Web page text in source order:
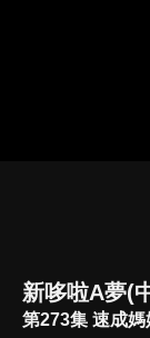
新哆啦A夢(
第273集 速成